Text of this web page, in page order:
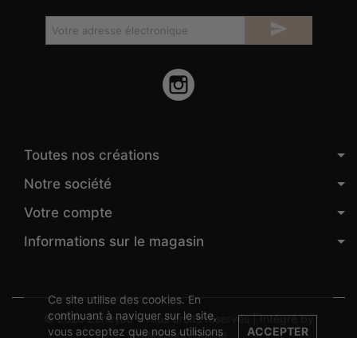

Toutes nos créations
Notre société
Votre compte
Informations sur le magasin
© 2026 Zeneyaa - Tous droits réservés | Intégré by
PrestaShop Suisse
Ce site utilise des cookies. En
continuant à naviguer sur le site,
vous acceptez que nous utilisions
ACCEPTER